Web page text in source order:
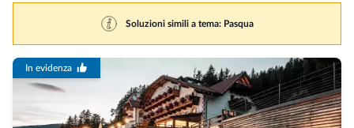
Soluzioni simili a tema: Pasqua
In evidenza